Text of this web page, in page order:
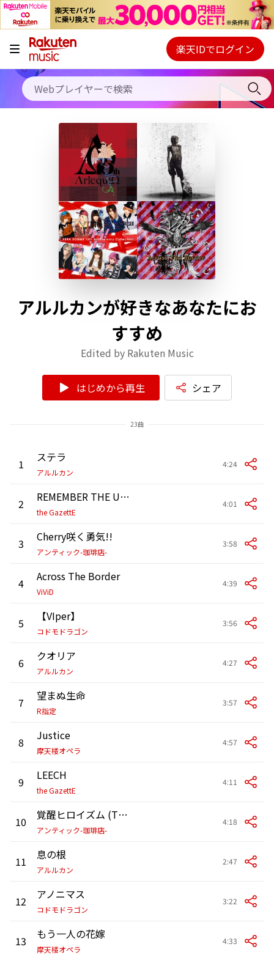
キャンペーン
料金プラン
使い方
初回30日間無料お試し
Webプレイヤー
ご契約内容の確認・変更
楽天IDでログイン
アルルカンが好きなあなたにお
すすめ
Edited by Rakuten Music
はじめから再生 シェア
23曲
1 ステラ
アルルカン
4:24
2 REMEMBER THE URGE
the GazettE
4:01
3 Cherry咲く勇気!!
アンティック-珈琲店-
3:58
4 Across The Border
ViViD
4:39
5 【VIper】
コドモドラゴン
3:56
6 クオリア
アルルカン
4:27
7 望まぬ生命
R指定
3:57
8 Justice
摩天楼オペラ
4:57
9 LEECH
the GazettE
4:11
10 覚醒ヒロイズム (THE HERO WITHOUT A "NAME")
アンティック-珈琲店-
4:18
11 息の根
アルルカン
2:47
12 アノニマス
コドモドラゴン
3:22
13 もう一人の花嫁
摩天楼オペラ
4:33